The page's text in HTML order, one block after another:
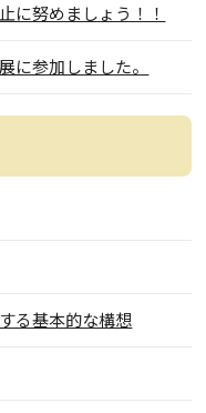
に努めましょう！！
に参加しました。
る基本的な構想